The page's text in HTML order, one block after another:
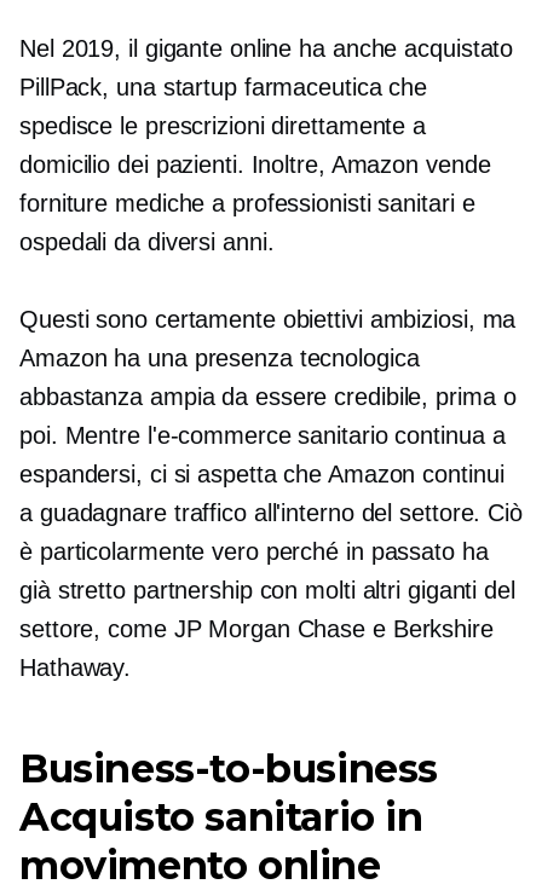
Nel 2019, il gigante online ha anche acquistato
PillPack, una startup farmaceutica che
spedisce le prescrizioni direttamente a
domicilio dei pazienti. Inoltre, Amazon vende
forniture mediche a professionisti sanitari e
ospedali da diversi anni.
Questi sono certamente obiettivi ambiziosi, ma
Amazon ha una presenza tecnologica
abbastanza ampia da essere credibile, prima o
poi. Mentre l'e-commerce sanitario continua a
espandersi, ci si aspetta che Amazon continui
a guadagnare traffico all'interno del settore. Ciò
è particolarmente vero perché in passato ha
già stretto partnership con molti altri giganti del
settore, come JP Morgan Chase e Berkshire
Hathaway.
Business-to-business
Acquisto sanitario in
movimento online